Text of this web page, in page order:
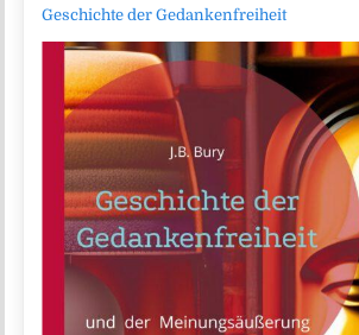
Geschichte der Gedankenfreiheit